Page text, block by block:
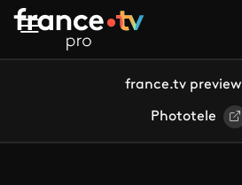
Aller au contenu principal
france.tv preview
Phototele